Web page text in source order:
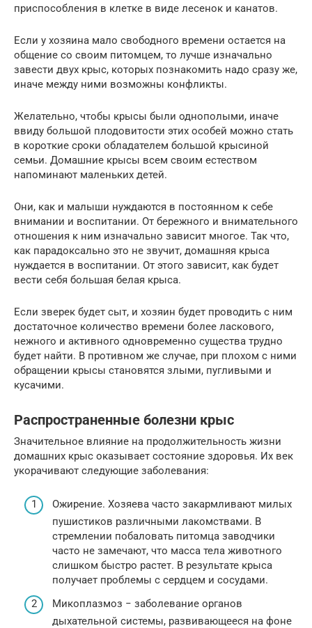
приспособления в клетке в виде лесенок и канатов.
Если у хозяина мало свободного времени остается на
общение со своим питомцем, то лучше изначально
завести двух крыс, которых познакомить надо сразу же,
иначе между ними возможны конфликты.
Желательно, чтобы крысы были однополыми, иначе
ввиду большой плодовитости этих особей можно стать
в короткие сроки обладателем большой крысиной
семьи. Домашние крысы всем своим естеством
напоминают маленьких детей.
Они, как и малыши нуждаются в постоянном к себе
внимании и воспитании. От бережного и внимательного
отношения к ним изначально зависит многое. Так что,
как парадоксально это не звучит, домашняя крыса
нуждается в воспитании. От этого зависит, как будет
вести себя большая белая крыса.
Если зверек будет сыт, и хозяин будет проводить с ним
достаточное количество времени более ласкового,
нежного и активного одновременно существа трудно
будет найти. В противном же случае, при плохом с ними
обращении крысы становятся злыми, пугливыми и
кусачими.
Распространенные болезни крыс
Значительное влияние на продолжительность жизни
домашних крыс оказывает состояние здоровья. Их век
укорачивают следующие заболевания:
Ожирение. Хозяева часто закармливают милых
пушистиков различными лакомствами. В
стремлении побаловать питомца заводчики
часто не замечают, что масса тела животного
слишком быстро растет. В результате крыса
получает проблемы с сердцем и сосудами.
Микоплазмоз − заболевание органов
дыхательной системы, развивающееся на фоне